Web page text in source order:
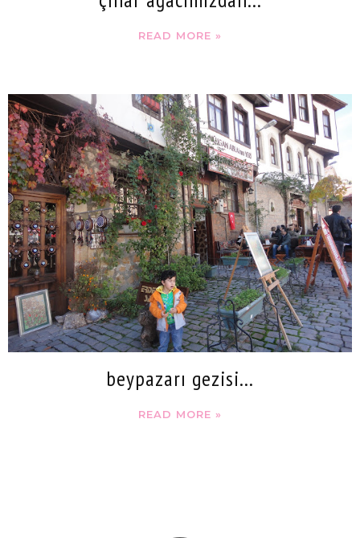
READ MORE »
beypazarı gezisi...
READ MORE »